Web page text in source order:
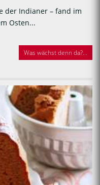
der Indianer – fand im
Osten...
Was wächst denn da?...